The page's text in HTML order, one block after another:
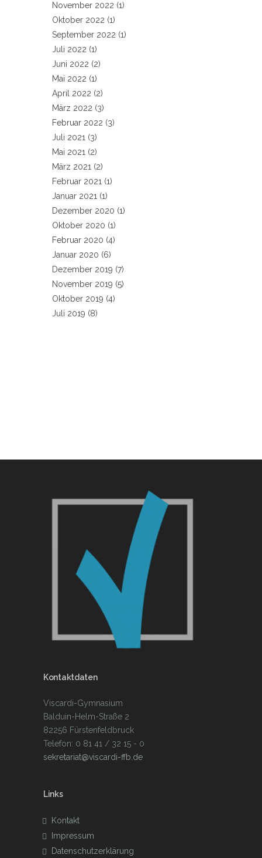
November 2022 (1)
Oktober 2022 (1)
September 2022 (1)
Juli 2022 (1)
Juni 2022 (2)
Mai 2022 (1)
April 2022 (2)
März 2022 (3)
Februar 2022 (3)
Juli 2021 (3)
Mai 2021 (2)
März 2021 (2)
Februar 2021 (1)
Januar 2021 (1)
Dezember 2020 (1)
Oktober 2020 (1)
Februar 2020 (4)
Januar 2020 (6)
Dezember 2019 (7)
November 2019 (5)
Oktober 2019 (4)
Juli 2019 (8)
Kontaktdaten
Viscardi-Gymnasium
Balduin-Helm-Straße 2
82256 Fürstenfeldbruck
Telefon: 0 81 41 / 32 15 - 0
sekretariat@viscardi-ffb.de
Links
Kontakt
Impressum
Datenschutzerklärung